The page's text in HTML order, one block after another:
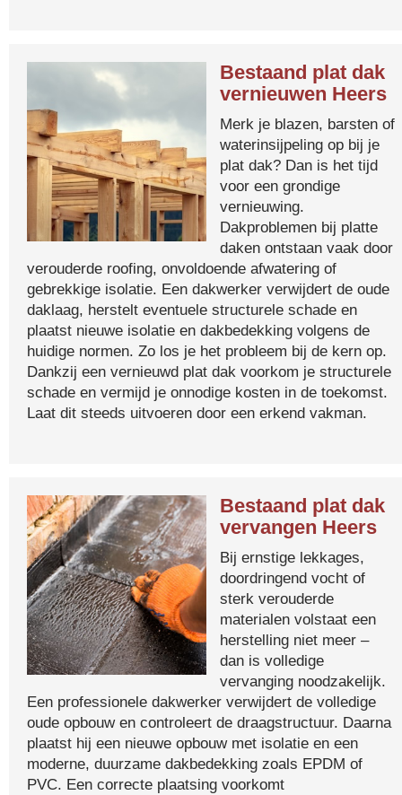
Bestaand plat dak
vernieuwen Heers
Merk je blazen, barsten of
waterinsijpeling op bij je
plat dak? Dan is het tijd
voor een grondige
vernieuwing.
Dakproblemen bij platte
daken ontstaan vaak door
verouderde roofing, onvoldoende afwatering of
gebrekkige isolatie. Een dakwerker verwijdert de oude
daklaag, herstelt eventuele structurele schade en
plaatst nieuwe isolatie en dakbedekking volgens de
huidige normen. Zo los je het probleem bij de kern op.
Dankzij een vernieuwd plat dak voorkom je structurele
schade en vermijd je onnodige kosten in de toekomst.
Laat dit steeds uitvoeren door een erkend vakman.
Bestaand plat dak
vervangen Heers
Bij ernstige lekkages,
doordringend vocht of
sterk verouderde
materialen volstaat een
herstelling niet meer –
dan is volledige
vervanging noodzakelijk.
Een professionele dakwerker verwijdert de volledige
oude opbouw en controleert de draagstructuur. Daarna
plaatst hij een nieuwe opbouw met isolatie en een
moderne, duurzame dakbedekking zoals EPDM of
PVC. Een correcte plaatsing voorkomt